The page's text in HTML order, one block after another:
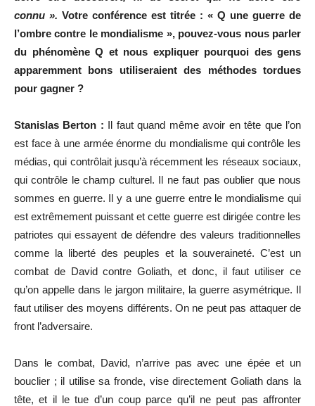
connu ». Votre conférence est titrée : « Q une guerre de
l’ombre contre le mondialisme », pouvez-vous nous parler
du phénomène Q et nous expliquer pourquoi des gens
apparemment bons utiliseraient des méthodes tordues
pour gagner ?
Stanislas Berton : Il faut quand même avoir en tête que l’on
est face à une armée énorme du mondialisme qui contrôle les
médias, qui contrôlait jusqu’à récemment les réseaux sociaux,
qui contrôle le champ culturel. Il ne faut pas oublier que nous
sommes en guerre. Il y a une guerre entre le mondialisme qui
est extrêmement puissant et cette guerre est dirigée contre les
patriotes qui essayent de défendre des valeurs traditionnelles
comme la liberté des peuples et la souveraineté. C’est un
combat de David contre Goliath, et donc, il faut utiliser ce
qu’on appelle dans le jargon militaire, la guerre asymétrique. Il
faut utiliser des moyens différents. On ne peut pas attaquer de
front l’adversaire.
Dans le combat, David, n’arrive pas avec une épée et un
bouclier ; il utilise sa fronde, vise directement Goliath dans la
tête, et il le tue d’un coup parce qu’il ne peut pas affronter